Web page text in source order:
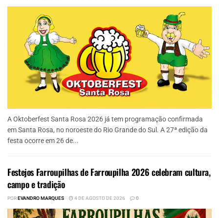
A Oktoberfest Santa Rosa 2026 já tem programação confirmada
em Santa Rosa, no noroeste do Rio Grande do Sul. A 27ª edição da
festa ocorre em 26 de...
Festejos Farroupilhas de Farroupilha 2026 celebram cultura,
campo e tradição
POREVANDRO MARQUES 4 DE AGOSTO DE 2026 0